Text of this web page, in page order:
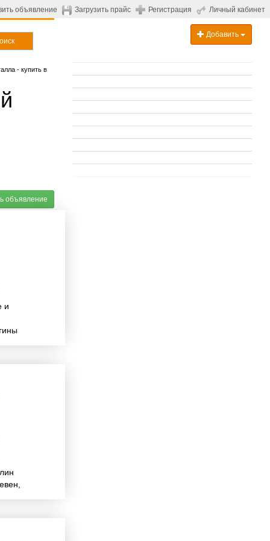
объявление Загрузить прайс Регистрация Личный кабинет
Добавить
- купить в
объявление
и